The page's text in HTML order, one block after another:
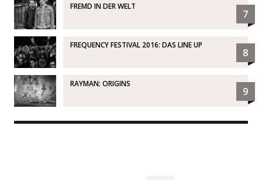
FREMD IN DER WELT
7
FREQUENCY FESTIVAL 2016: DAS LINE UP
8
RAYMAN: ORIGINS
9